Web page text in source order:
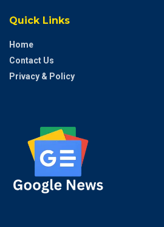
Quick Links
Home
Contact Us
Privacy & Policy